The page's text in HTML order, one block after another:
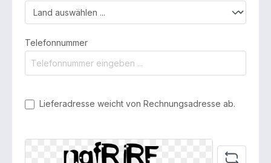
Telefonnummer
Lieferadresse weicht von Rechnungsadresse ab.